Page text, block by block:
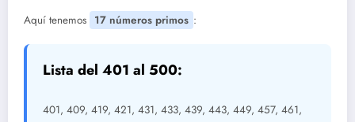
Aquí tenemos 17 números primos :
Lista del 401 al 500:
401, 409, 419, 421, 431, 433, 439, 443, 449, 457, 461,